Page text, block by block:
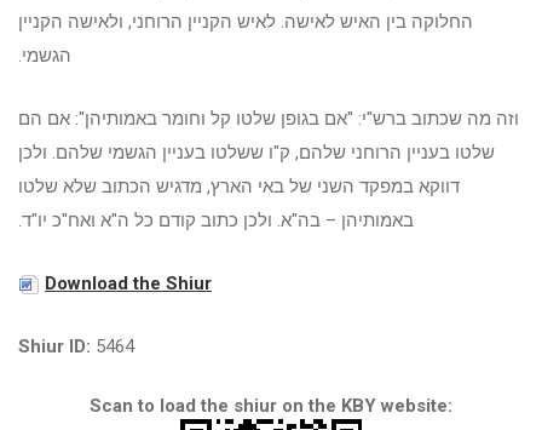
החלוקה בין האיש לאישה. לאיש הקניין הרוחני, ולאישה הקניין
הגשמי.
וזה מה שכתוב ברש"י: "אם בגופן שלטו קל וחומר באמותיהן": אם הם
שלטו בעניין הרוחני שלהם, ק"ו ששלטו בעניין הגשמי שלהם. ולכן
דווקא במפקד השני של באי הארץ, מדגיש הכתוב שלא שלטו
באמותיהן – בה"א. ולכן כתוב קודם כל ה"א ואח"כ יו"ד.
Download the Shiur
Shiur ID: 5464
Scan to load the shiur on the KBY website: